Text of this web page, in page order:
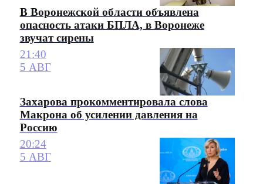
В Воронежской области объявлена
опасность атаки БПЛА, в Воронеже
звучат сирены
21:40
5 АВГ
Захарова прокомментировала слова
Макрона об усилении давления на
Россию
20:24
5 АВГ